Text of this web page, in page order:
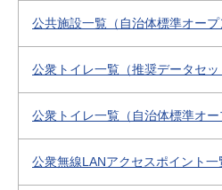
公共施設一覧（自治体標準オープ
公衆トイレ一覧（推奨データセッ
公衆トイレ一覧（自治体標準オー
公衆無線LANアクセスポイント一